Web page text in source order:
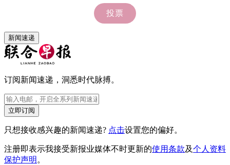
新闻速递
订阅新闻速递，洞悉时代脉搏。
立即订阅
只想接收感兴趣的新闻速递? 点击设置您的偏好。
注册即表示我接受新报业媒体不时更新的使用条款及个人资料
保护声明。